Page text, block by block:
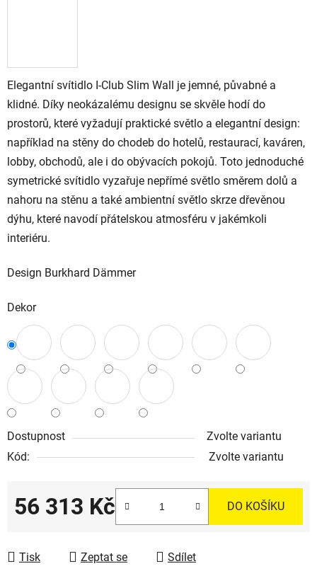
Elegantní svítidlo I-Club Slim Wall je jemné, půvabné a
klidné. Díky neokázalému designu se skvěle hodí do
prostorů, které vyžadují praktické světlo a elegantní design:
například na stěny do chodeb do hotelů, restaurací, kaváren,
lobby, obchodů, ale i do obývacích pokojů. Toto jednoduché
symetrické svítidlo vyzařuje nepřímé světlo směrem dolů a
nahoru na stěnu a také ambientní světlo skrze dřevěnou
dýhu, které navodí přátelskou atmosféru v jakémkoli
interiéru.
Design Burkhard Dämmer
Dekor
Dostupnost
Zvolte variantu
Kód:
Zvolte variantu
56 313 Kč DO KOŠÍKU
Tisk Zeptat se Sdílet